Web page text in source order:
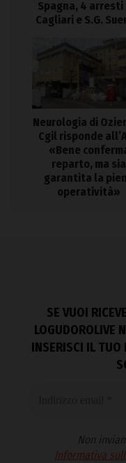
Spagna, 4
Cagliari e S.G.
Neurologia di
Cgil risponde
«Bene
reparto, ma sia
garantita la
operatività»
SE VUOI
LOGUDOROLIVE
INSERISCI IL
Non
Informativa